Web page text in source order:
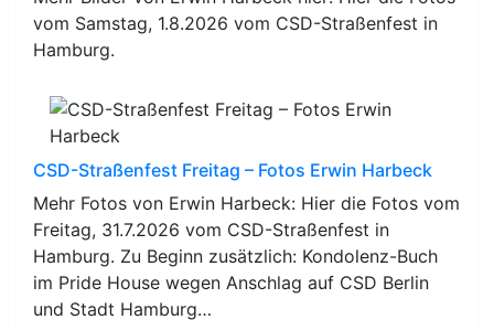
vom Samstag, 1.8.2026 vom CSD-Straßenfest in
Hamburg.
CSD-Straßenfest Freitag – Fotos Erwin Harbeck
Mehr Fotos von Erwin Harbeck: Hier die Fotos vom
Freitag, 31.7.2026 vom CSD-Straßenfest in
Hamburg. Zu Beginn zusätzlich: Kondolenz-Buch
im Pride House wegen Anschlag auf CSD Berlin
und Stadt Hamburg…